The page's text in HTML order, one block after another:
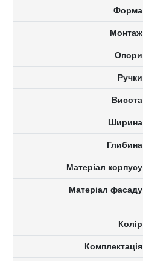
Форма
Монтаж
Опори
Ручки
Висота
Ширина
Глибина
Матеріал корпусу
Матеріал фасаду
Колір
Комплектація